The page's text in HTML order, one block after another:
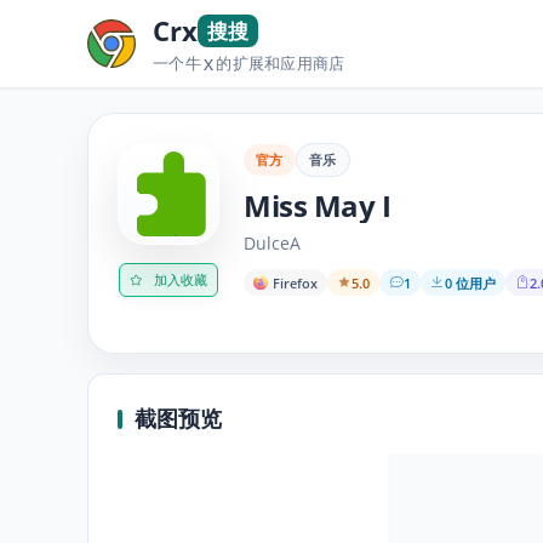
Crx 搜搜
一个牛X的扩展和应用商店
加入收藏
官方 音乐
Miss May I
DulceA
Firefox 5.0 1 0 位用户
截图预览